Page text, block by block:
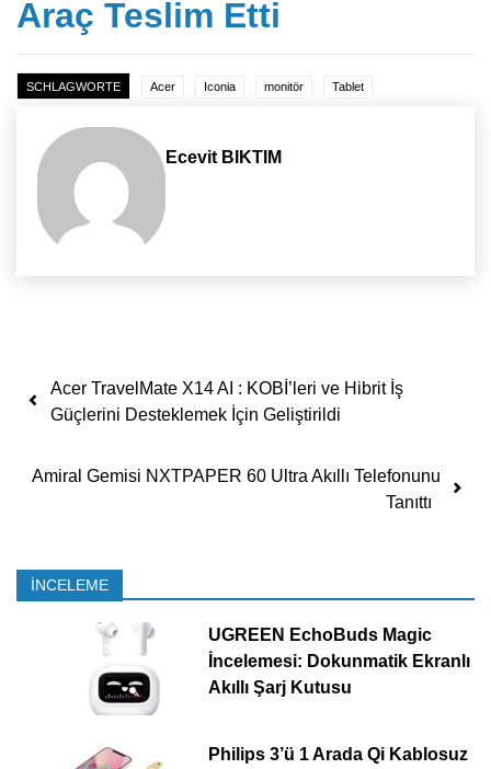
Araç Teslim Etti
SCHLAGWORTE Acer Iconia monitör Tablet
Ecevit BIKTIM
Yazı dolaşımı
Acer TravelMate X14 AI : KOBİ’leri ve Hibrit İş
Güçlerini Desteklemek İçin Geliştirildi
Amiral Gemisi NXTPAPER 60 Ultra Akıllı Telefonunu
Tanıttı
İNCELEME
UGREEN EchoBuds Magic
İncelemesi: Dokunmatik Ekranlı
Akıllı Şarj Kutusu
Philips 3’ü 1 Arada Qi Kablosuz